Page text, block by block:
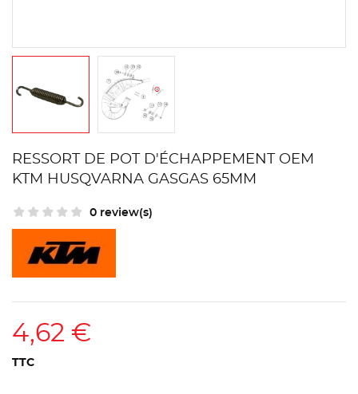
RESSORT DE POT D'ÉCHAPPEMENT OEM
KTM HUSQVARNA GASGAS 65MM
0 review(s)
4,62 €
TTC